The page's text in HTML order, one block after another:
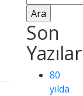
Son
Yazılar
80
yılda